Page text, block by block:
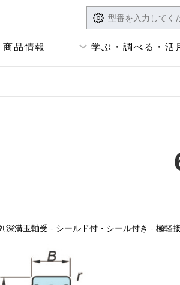
商品情報 学ぶ・調べる・活
深溝玉軸受 - シールド付・シール付き - 極軽